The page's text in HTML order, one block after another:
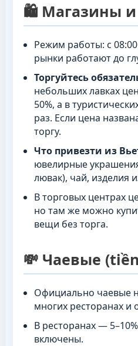
🛍️ Магазины
Режим работы: с
рынки работают до
Торгуйтесь
небольших лавках
50%, а в
раз. Если цена
торгу.
Что привезти из
ювелирные
лювак), чай, изделия
В торговых центрах
но там же можно
вещи без торга.
💸 Чаевые
Официально чаевые
многих ресторанах и
В ресторанах —
включены.